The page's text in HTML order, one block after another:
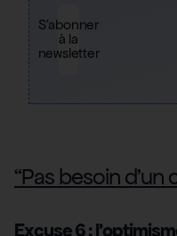
S'abonner
à la
newsletter
“Pas besoin
Excuse 6 :